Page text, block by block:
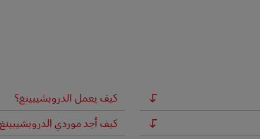
كيف يعمل الدروبشيبينغ؟
كيف أجد موردي